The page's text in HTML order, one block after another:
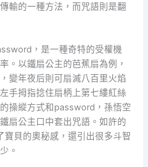
輸的一種方法，而咒語則是翻
，是一種奇特的受權機
。以鐵扇公主的芭蕉扇為例，
變年夜后則可扇滅八百里火焰
手拇指捻住扇柄上第七縷紅絲
操縱方式和password，孫悟空
扇公主口中套出咒語。如許的
貝的奧秘感，還引出很多斗智
。